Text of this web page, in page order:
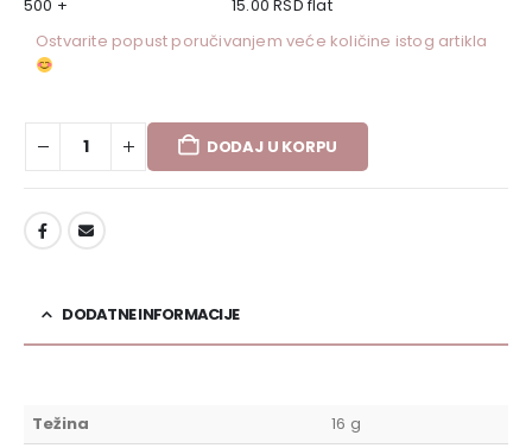
500 +
15.00RSDflat
Ostvarite popust poručivanjem veće količine istog artikla
DODAJ U KORPU
DODATNE INFORMACIJE
Težina 16 g